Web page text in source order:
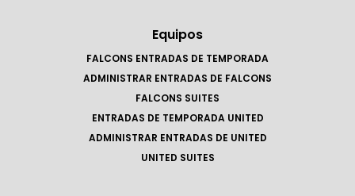
Equipos
FALCONS ENTRADAS DE TEMPORADA
ADMINISTRAR ENTRADAS DE FALCONS
FALCONS SUITES
ENTRADAS DE TEMPORADA UNITED
ADMINISTRAR ENTRADAS DE UNITED
UNITED SUITES